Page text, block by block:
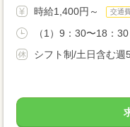
時給1,400円～ 交通
（1）9：30〜18：
シフト制/土日含む週